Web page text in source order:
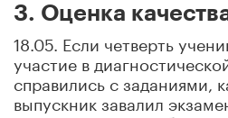
3. Оценка
18.05. Если четверть
участие в
справились с заданиями,
выпускник завалил